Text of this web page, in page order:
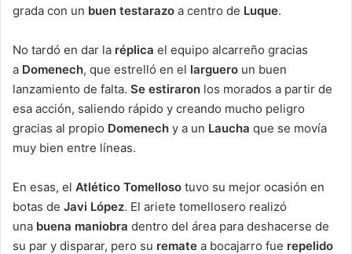
grada con un buen testarazo a centro de Luque.
No tardó en dar la réplica el equipo alcarreño gracias
a Domenech, que estrelló en el larguero un buen
lanzamiento de falta. Se estiraron los morados a partir de
esa acción, saliendo rápido y creando mucho peligro
gracias al propio Domenech y a un Laucha que se movía
muy bien entre líneas.
En esas, el Atlético Tomelloso tuvo su mejor ocasión en
botas de Javi López. El ariete tomellosero realizó
una buena maniobra dentro del área para deshacerse de
su par y disparar, pero su remate a bocajarro fue repelido